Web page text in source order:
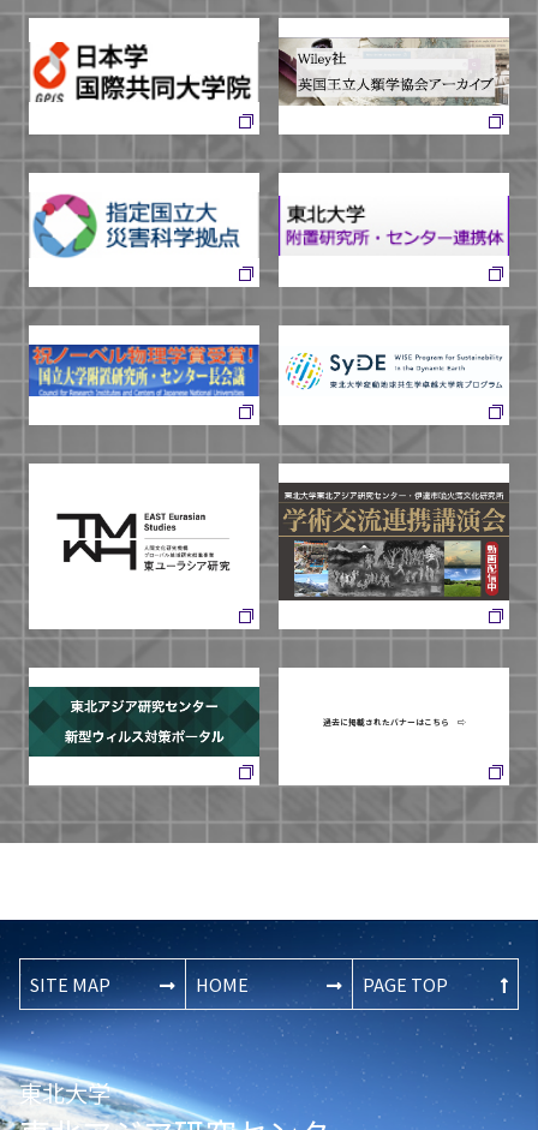
過去に掲載されたバナーはこちら ⇨
SITE MAP HOME PAGE TOP
東北大学